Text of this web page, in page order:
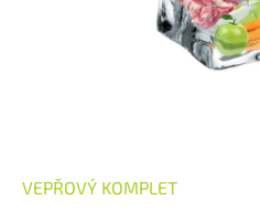
VEPŘOVÝ KOMPLET